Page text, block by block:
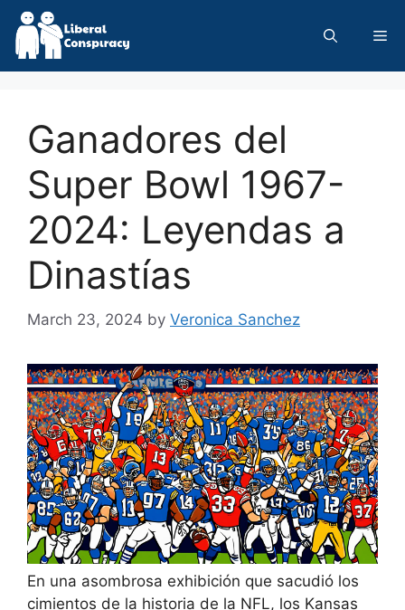
Skip
content
Ganadores del
Super Bowl 1967-
2024: Leyendas a
Dinastías
March 23, 2024 by Veronica Sanchez
En una asombrosa exhibición que sacudió los
cimientos de la historia de la NFL, los Kansas